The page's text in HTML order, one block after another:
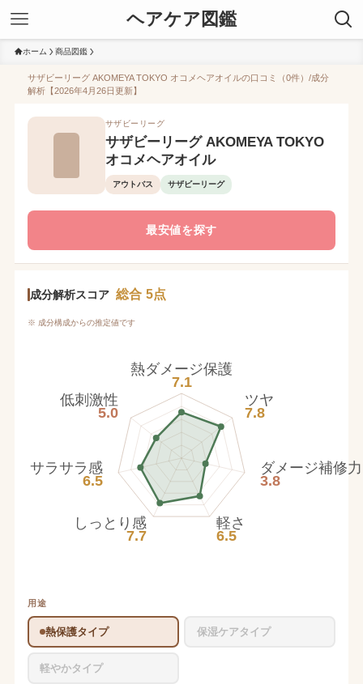
ヘアケア図鑑
ホーム 商品図鑑
サザビーリーグ AKOMEYA TOKYO オコメヘアオイルの口コミ（0件）/成分
解析【2026年4月26日更新】
サザビーリーグ
サザビーリーグ AKOMEYA TOKYO
オコメヘアオイル
アウトバス サザビーリーグ
最安値を探す
成分解析スコア 総合 5点
※ 成分構成からの推定値です
熱ダメージ保護
7.1
ツヤ
7.8
ダメージ補修力
3.8
軽さ
6.5
しっとり感
7.7
サラサラ感
6.5
低刺激性
5.0
用途
熱保護タイプ 保湿ケアタイプ
軽やかタイプ